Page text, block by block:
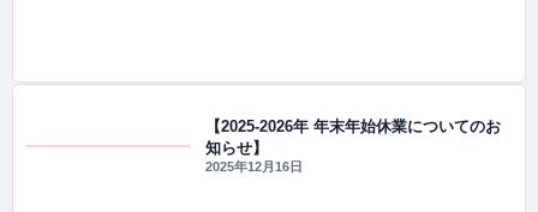
【2025-2026年 年末年始休業についてのお
知らせ】
2025年12月16日